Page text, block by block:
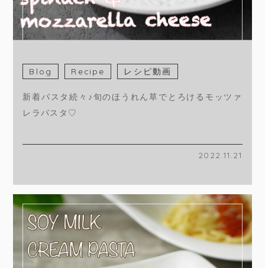
Blog Recipe レシピ動画
新着パスタ続々♪旬のほうれん草でとろけるモッツァ
レラパスタ♡
2022.11.21